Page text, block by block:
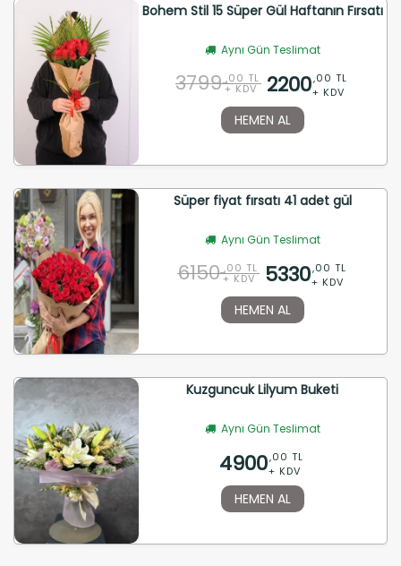
Bohem Stil 15 Süper Gül Haftanın Fırsatı
Aynı Gün Teslimat
3799 ,00 TL
+ KDV 2200,00 TL
+ KDV
HEMEN AL
Süper fiyat fırsatı 41 adet gül
Aynı Gün Teslimat
6150 ,00 TL
+ KDV 5330,00 TL
+ KDV
HEMEN AL
Kuzguncuk Lilyum Buketi
Aynı Gün Teslimat
4900,00 TL
+ KDV
HEMEN AL